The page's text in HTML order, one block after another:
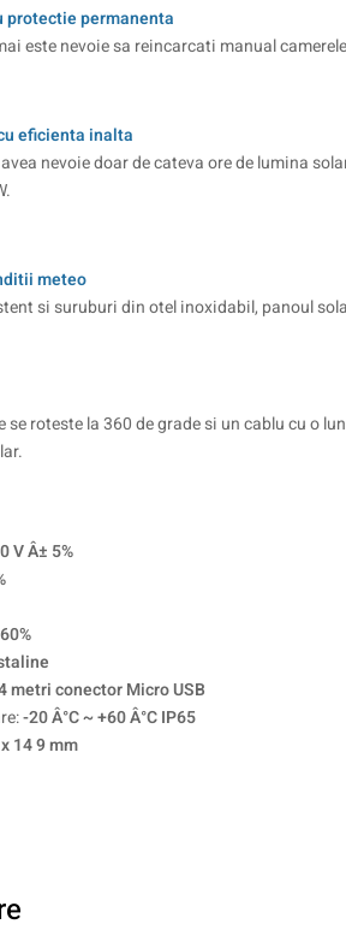
protectie permanenta
este nevoie sa reincarcati manual
eficienta inalta
nevoie doar de cateva ore de lumina
meteo
si suruburi din otel inoxidabil, panoul
se roteste la 360 de grade si un cablu cu
V Â± 5%
metri conector Micro USB
-20 Â°C ~ +60 Â°C IP65
14 9 mm